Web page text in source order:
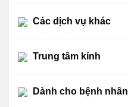
Các dịch vụ khác
Trung tâm kính
Dành cho bệnh nhân